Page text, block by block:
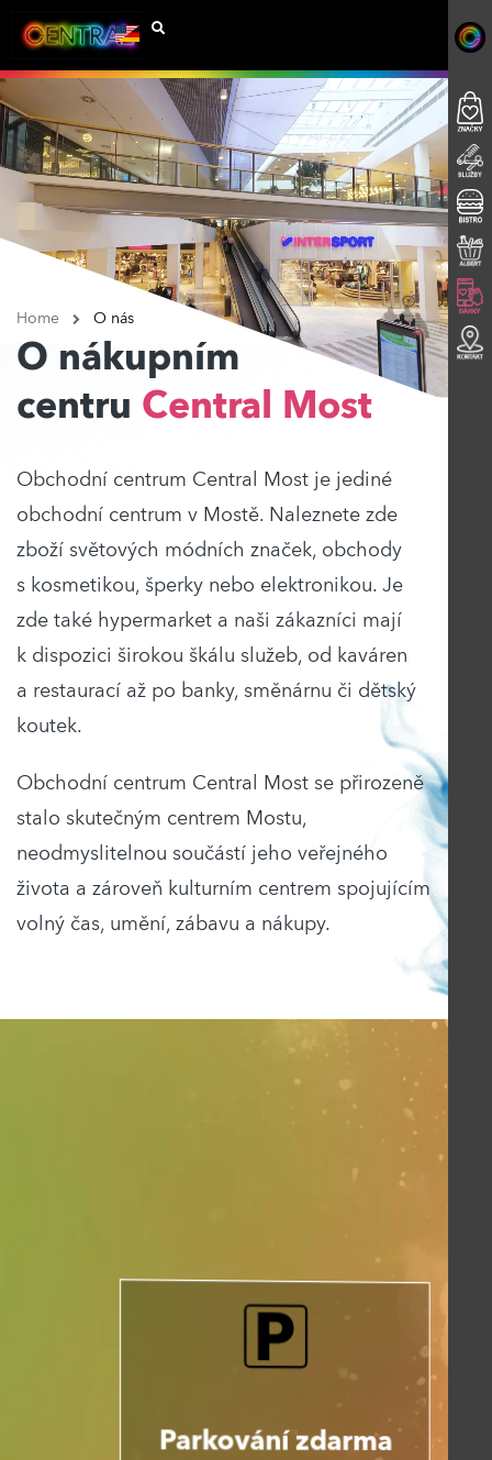
Home O nás
O nákupním
centru Central Most
Obchodní centrum Central Most je jediné
obchodní centrum v Mostě. Naleznete zde
zboží světových módních značek, obchody
s kosmetikou, šperky nebo elektronikou. Je
zde také hypermarket a naši zákazníci mají
k dispozici širokou škálu služeb, od kaváren
a restaurací až po banky, směnárnu či dětský
koutek.
Obchodní centrum Central Most se přirozeně
stalo skutečným centrem Mostu,
neodmyslitelnou součástí jeho veřejného
života a zároveň kulturním centrem spojujícím
volný čas, umění, zábavu a nákupy.
Parkování zdarma